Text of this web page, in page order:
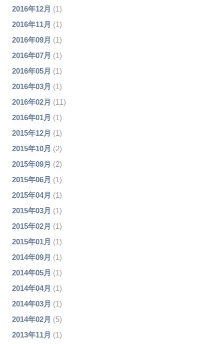
2016年12月 (1)
2016年11月 (1)
2016年09月 (1)
2016年07月 (1)
2016年05月 (1)
2016年03月 (1)
2016年02月 (11)
2016年01月 (1)
2015年12月 (1)
2015年10月 (2)
2015年09月 (2)
2015年06月 (1)
2015年04月 (1)
2015年03月 (1)
2015年02月 (1)
2015年01月 (1)
2014年09月 (1)
2014年05月 (1)
2014年04月 (1)
2014年03月 (1)
2014年02月 (5)
2013年11月 (1)